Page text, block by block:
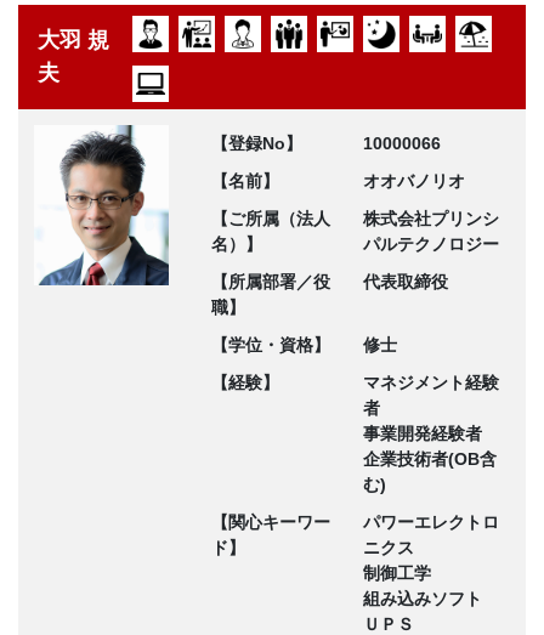
大羽 規
夫
【登録No】
10000066
【名前】
オオバノリオ
【ご所属（法人
名）】
株式会社プリンシ
パルテクノロジー
【所属部署／役
職】
代表取締役
【学位・資格】
修士
【経験】
マネジメント経験
者
事業開発経験者
企業技術者(OB含
む)
【関心キーワー
ド】
パワーエレクトロ
ニクス
制御工学
組み込みソフト
ＵＰＳ